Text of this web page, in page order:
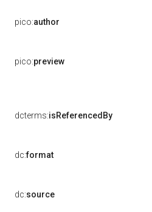
pico:author
pico:preview
dcterms:isReferencedBy
dc:format
dc:source